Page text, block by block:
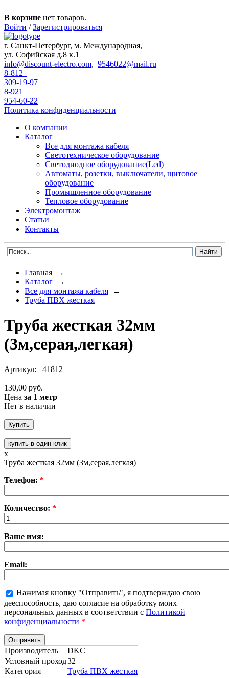
В корзине нет товаров.
Войти / Зарегистрироваться
г. Санкт-Петербург, м. Международная,
ул. Софийская д.8 к.1
info@discount-electro.com, 9546022@mail.ru
8-812
309-19-97
8-921
954-60-22
Политика конфиденциальности
О компании
Каталог
Все для монтажа кабеля
Светотехническое оборудование
Светодиодное оборудование(Led)
Автоматы, розетки, выключатели, щитовое
оборудование
Промышленное оборудование
Тепловое оборудование
Электромонтаж
Статьи
Контакты
Главная →
Каталог →
Все для монтажа кабеля →
Труба ПВХ жесткая
Труба жесткая 32мм
(3м,серая,легкая)
Артикул: 41812
130,00 руб.
Цена за 1 метр
Нет в наличии
купить в один клик
x
Труба жесткая 32мм (3м,серая,легкая)
Телефон: *
Количество: *
Ваше имя:
Email:
Нажимая кнопку "Отправить", я подтверждаю свою
дееспособность, даю согласие на обработку моих
персональных данных в соответствии с Политикой
конфиденциальности *
Производитель
DKC
Условный проход32
Категория
Труба ПВХ жесткая